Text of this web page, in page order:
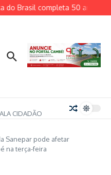
Brasil completa 50 anos e
CIDADÃO
Sanepar pode afetar
na terça-feira